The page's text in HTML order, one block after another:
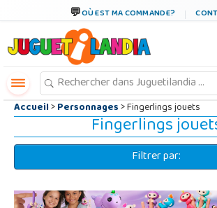
OÙ EST MA COMMANDE?
Accueil>Personnages> Fingerlings jouets
Fingerlings
Filtrer par: